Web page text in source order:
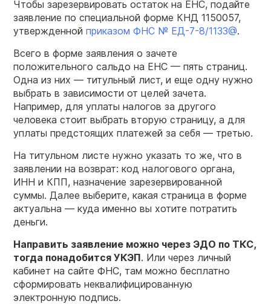
Чтобы зарезервировать остаток на ЕНС, подайте
заявление по специальной форме КНД 1150057,
утвержденной приказом ФНС № ЕД-7-8/1133@.
Всего в форме заявления о зачете
положительного сальдо на ЕНС — пять страниц.
Одна из них — титульный лист, и еще одну нужно
выбрать в зависимости от целей зачета.
Например, для уплаты налогов за другого
человека стоит выбрать вторую страницу, а для
уплаты предстоящих платежей за себя — третью.
На титульном листе нужно указать то же, что в
заявлении на возврат: код налогового органа,
ИНН и КПП, назначение зарезервированной
суммы. Далее выберите, какая страница в форме
актуальна — куда именно вы хотите потратить
деньги.
Направить заявление можно через ЭДО по ТКС,
тогда понадобится УКЭП. Или через личный
кабинет на сайте ФНС, там можно бесплатно
сформировать неквалифицированную
электронную подпись.